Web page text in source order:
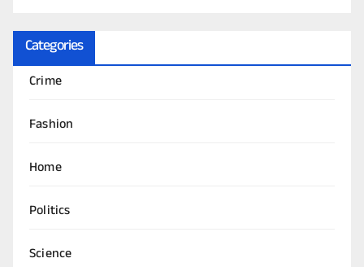
Categories
Crime
Fashion
Home
Politics
Science